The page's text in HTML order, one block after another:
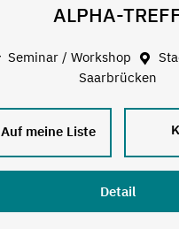
ALPHA-
Seminar / Workshop
Saarbrücken
Auf meine Liste
Detail